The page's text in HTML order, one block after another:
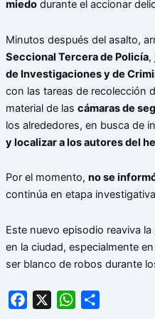
miedodurante el accionar
Minutos después del asalto,
Seccional Tercera de Policía,
de Investigaciones y de
con las tareas de recolección
material de las cámaras de
los alrededores, en busca de
y localizar a los autores del
Por el momento, no se
continúa en etapa
Este nuevo episodio reaviva
en la ciudad, especialmente
ser blanco de robos durante
Facebook WhatsApp